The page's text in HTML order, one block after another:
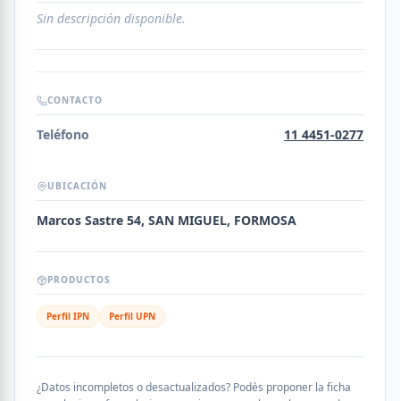
Sin descripción disponible.
CONTACTO
Teléfono 11 4451-0277
UBICACIÓN
Marcos Sastre 54, SAN MIGUEL, FORMOSA
PRODUCTOS
Perfil IPN Perfil UPN
¿Datos incompletos o desactualizados? Podés proponer la ficha